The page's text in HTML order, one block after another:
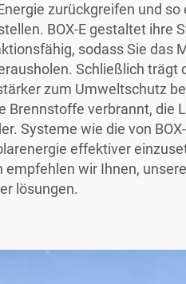
zurückgreifen und
BOX-E gestaltet ihre
sodass Sie das
Schließlich trägt
zum Umweltschutz
Brennstoffe verbrannt, die
Systeme wie die von
effektiver
empfehlen wir Ihnen, unsere
lösungen.